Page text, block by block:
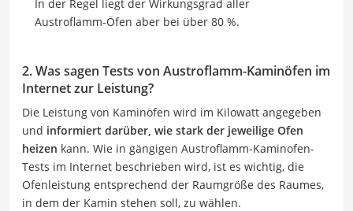
In der Regel liegt der Wirkungsgrad aller
Austroflamm-Öfen aber bei über 80 %.
2. Was sagen Tests von Austroflamm-Kaminöfen im
Internet zur Leistung?
Die Leistung von Kaminöfen wird im Kilowatt angegeben
und informiert darüber, wie stark der jeweilige Ofen
heizen kann. Wie in gängigen Austroflamm-Kaminofen-
Tests im Internet beschrieben wird, ist es wichtig, die
Ofenleistung entsprechend der Raumgröße des Raumes,
in dem der Kamin stehen soll, zu wählen.